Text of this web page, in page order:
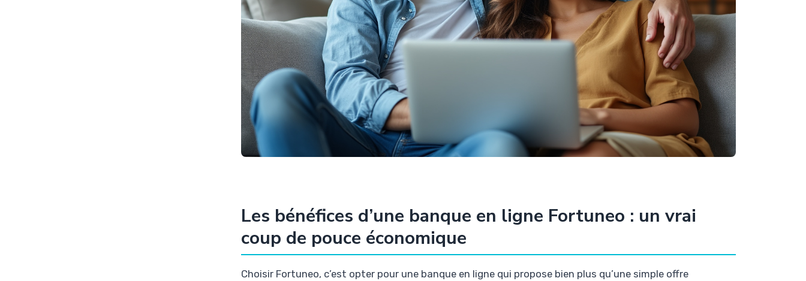
Les bénéfices d’une banque en ligne Fortuneo : un vrai
coup de pouce économique
Choisir Fortuneo, c’est opter pour une banque en ligne qui propose bien plus qu’une simple offre